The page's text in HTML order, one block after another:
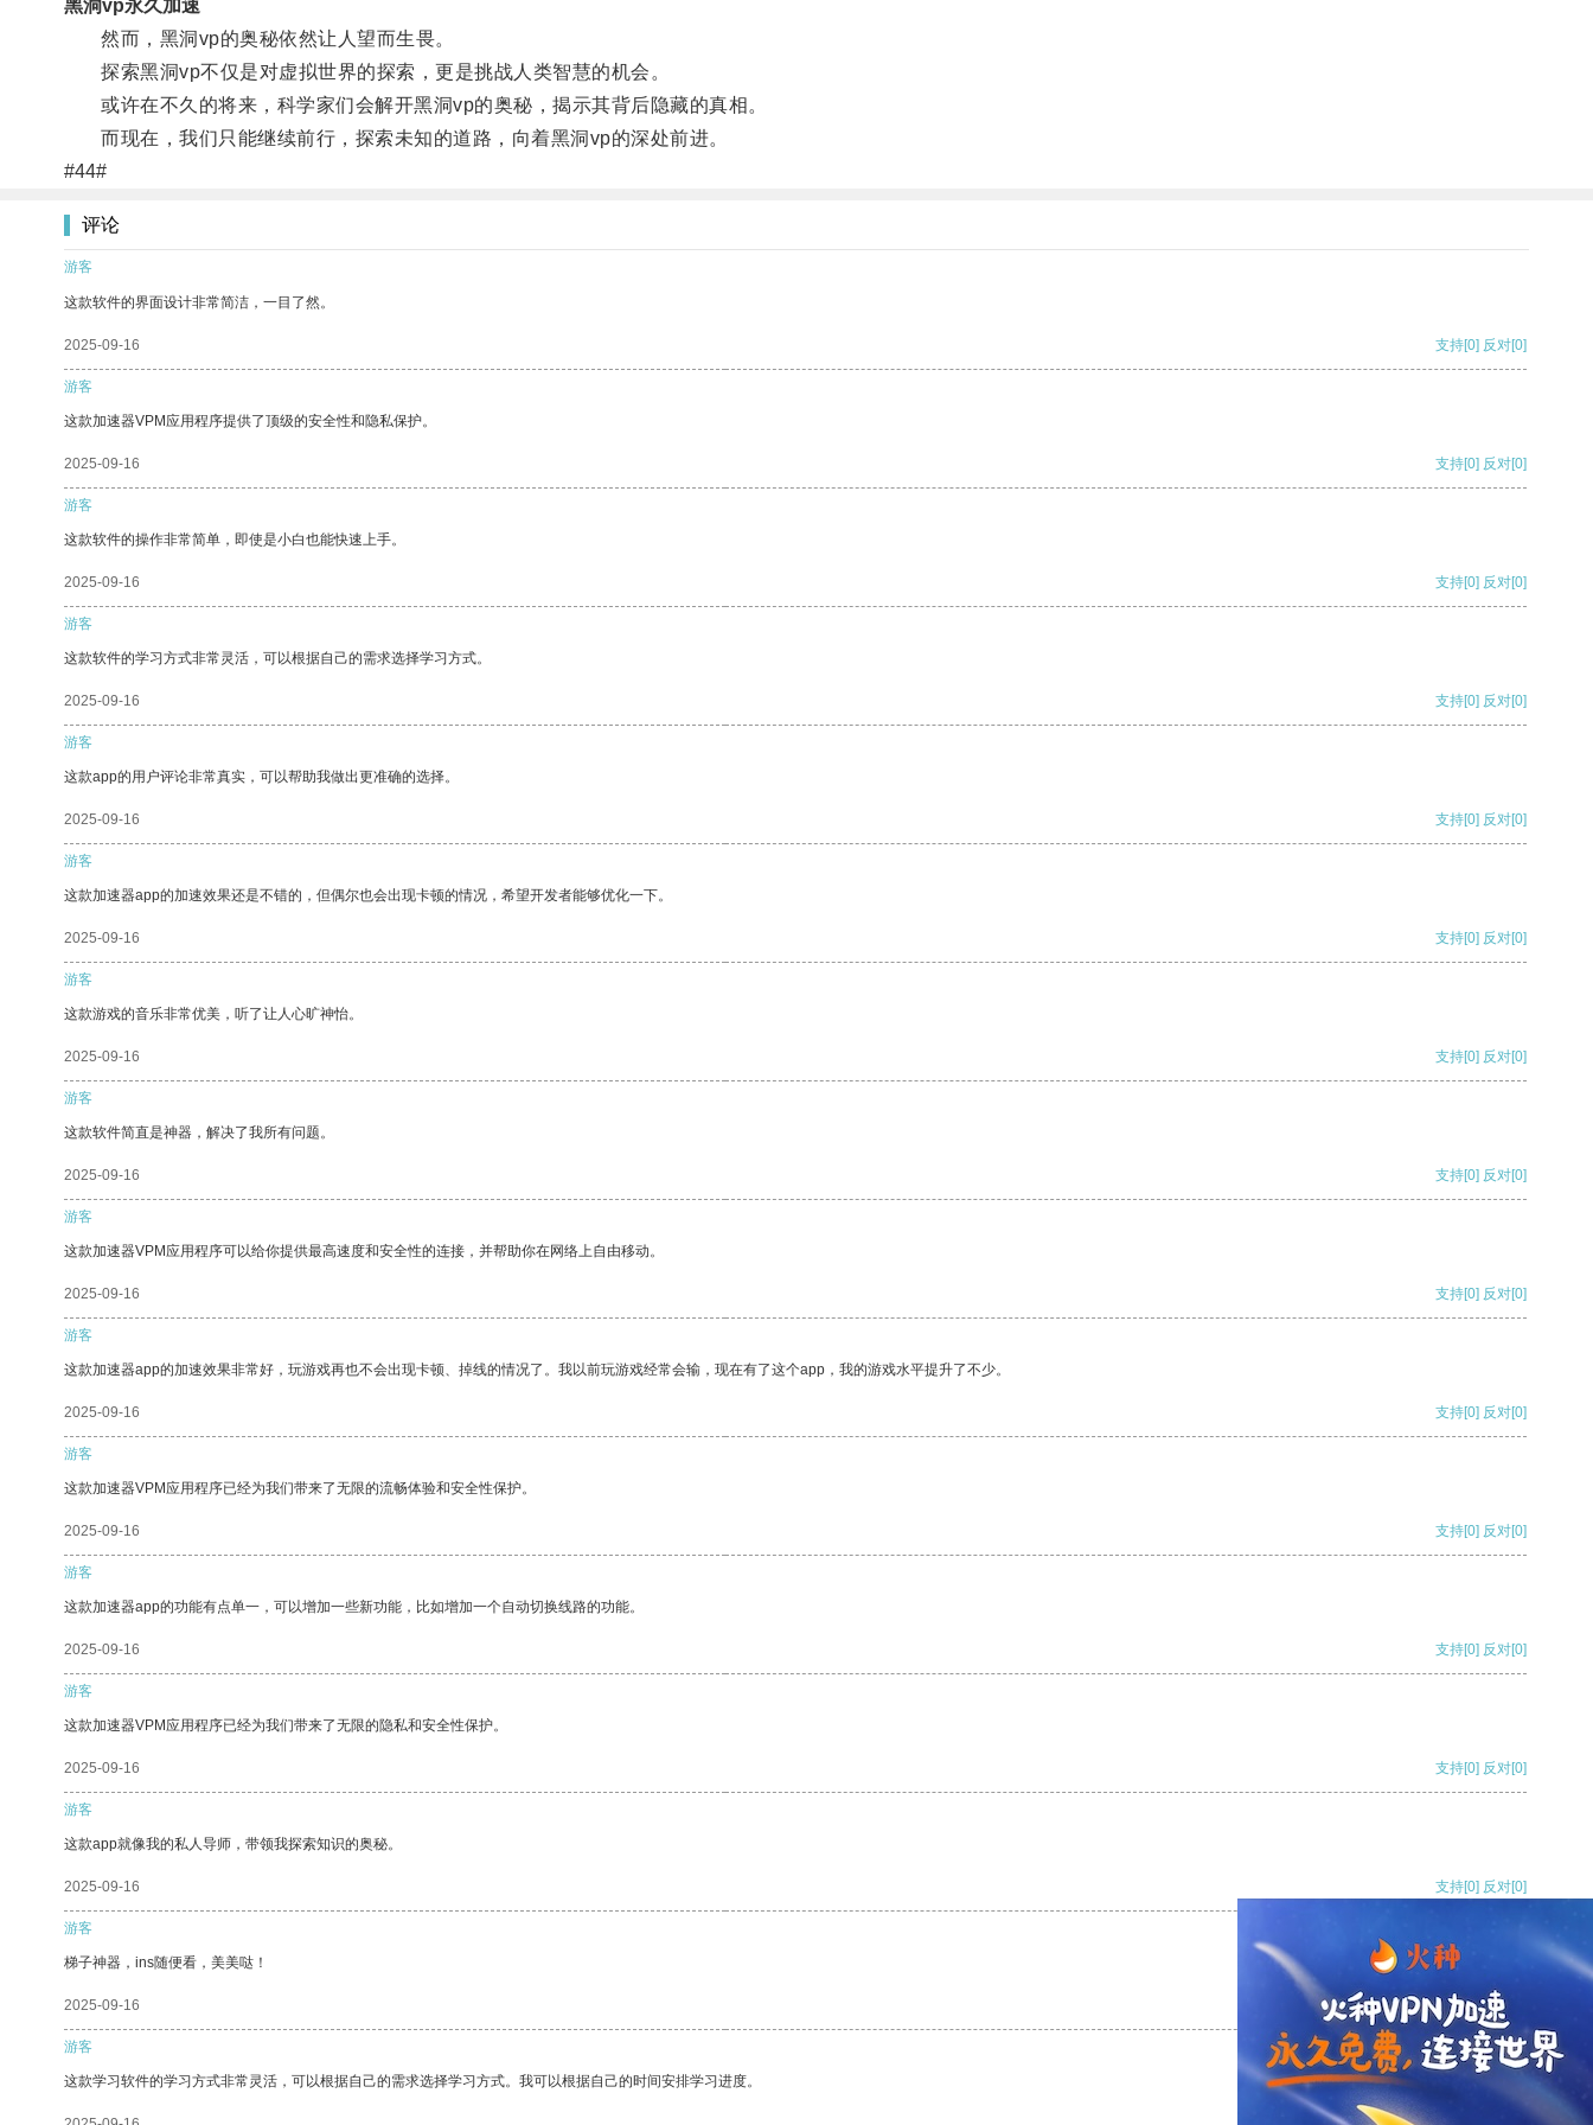
黑洞vp永久加速
然而，黑洞vp的奥秘依然让人望而生畏。
探索黑洞vp不仅是对虚拟世界的探索，更是挑战人类智慧的机会。
或许在不久的将来，科学家们会解开黑洞vp的奥秘，揭示其背后隐藏的真相。
而现在，我们只能继续前行，探索未知的道路，向着黑洞vp的深处前进。
#44#
评论
游客
这款软件的界面设计非常简洁，一目了然。
2025-09-16 支持[0] 反对[0]
游客
这款加速器VPM应用程序提供了顶级的安全性和隐私保护。
2025-09-16 支持[0] 反对[0]
游客
这款软件的操作非常简单，即使是小白也能快速上手。
2025-09-16 支持[0] 反对[0]
游客
这款软件的学习方式非常灵活，可以根据自己的需求选择学习方式。
2025-09-16 支持[0] 反对[0]
游客
这款app的用户评论非常真实，可以帮助我做出更准确的选择。
2025-09-16 支持[0] 反对[0]
游客
这款加速器app的加速效果还是不错的，但偶尔也会出现卡顿的情况，希望开发者能够优化一下。
2025-09-16 支持[0] 反对[0]
游客
这款游戏的音乐非常优美，听了让人心旷神怡。
2025-09-16 支持[0] 反对[0]
游客
这款软件简直是神器，解决了我所有问题。
2025-09-16 支持[0] 反对[0]
游客
这款加速器VPM应用程序可以给你提供最高速度和安全性的连接，并帮助你在网络上自由移动。
2025-09-16 支持[0] 反对[0]
游客
这款加速器app的加速效果非常好，玩游戏再也不会出现卡顿、掉线的情况了。我以前玩游戏经常会输，现在有了这个app，我的游戏水平提升了不少。
2025-09-16 支持[0] 反对[0]
游客
这款加速器VPM应用程序已经为我们带来了无限的流畅体验和安全性保护。
2025-09-16 支持[0] 反对[0]
游客
这款加速器app的功能有点单一，可以增加一些新功能，比如增加一个自动切换线路的功能。
2025-09-16 支持[0] 反对[0]
游客
这款加速器VPM应用程序已经为我们带来了无限的隐私和安全性保护。
2025-09-16 支持[0] 反对[0]
游客
这款app就像我的私人导师，带领我探索知识的奥秘。
2025-09-16 支持[0] 反对[0]
游客
梯子神器，ins随便看，美美哒！
2025-09-16 支持[0] 反对
游客
这款学习软件的学习方式非常灵活，可以根据自己的需求选择学习方式。我可以根据自己的时间安排学习进度。